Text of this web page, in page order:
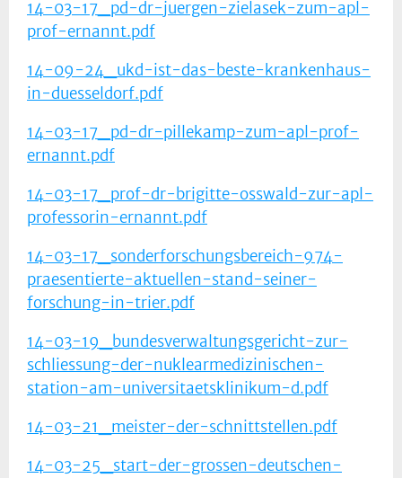
14-03-17_pd-dr-juergen-zielasek-zum-apl-
prof-ernannt.pdf
14-09-24_ukd-ist-das-beste-krankenhaus-
in-duesseldorf.pdf
14-03-17_pd-dr-pillekamp-zum-apl-prof-
ernannt.pdf
14-03-17_prof-dr-brigitte-osswald-zur-apl-
professorin-ernannt.pdf
14-03-17_sonderforschungsbereich-974-
praesentierte-aktuellen-stand-seiner-
forschung-in-trier.pdf
14-03-19_bundesverwaltungsgericht-zur-
schliessung-der-nuklearmedizinischen-
station-am-universitaetsklinikum-d.pdf
14-03-21_meister-der-schnittstellen.pdf
14-03-25_start-der-grossen-deutschen-